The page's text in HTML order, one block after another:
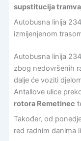
supstitucija
Autobusna linija
izmijenjenom
Autobusna linija
zbog nedovršenih
dalje će voziti
Antallove ulice
rotora Remetinec
Također, od
red radnim danima